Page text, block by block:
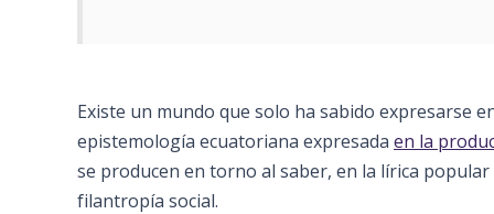
Existe un mundo que solo ha sabido expresarse
epistemología ecuatoriana expresada en la
se producen en torno al saber, en la lírica
filantropía social.